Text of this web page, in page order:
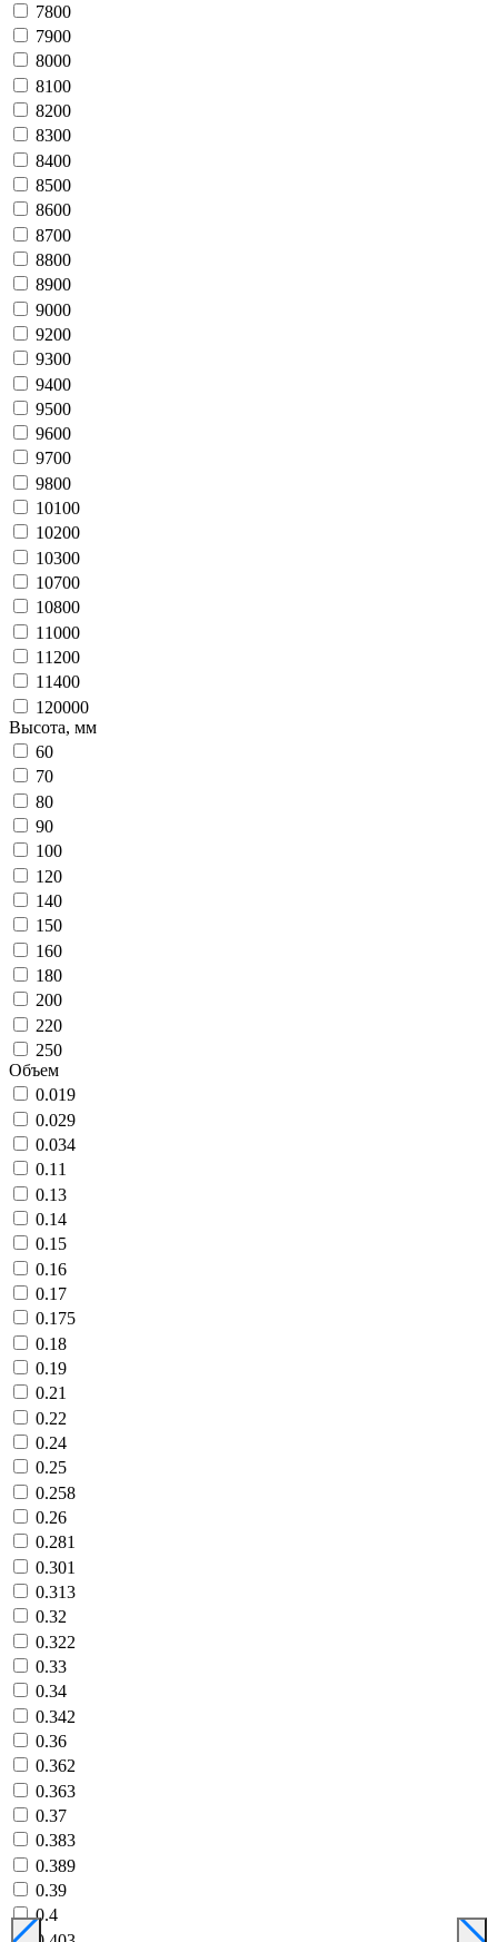
7800
7900
8000
8100
8200
8300
8400
8500
8600
8700
8800
8900
9000
9200
9300
9400
9500
9600
9700
9800
10100
10200
10300
10700
10800
11000
11200
11400
120000
Высота, мм
60
70
80
90
100
120
140
150
160
180
200
220
250
Объем
0.019
0.029
0.034
0.11
0.13
0.14
0.15
0.16
0.17
0.175
0.18
0.19
0.21
0.22
0.24
0.25
0.258
0.26
0.281
0.301
0.313
0.32
0.322
0.33
0.34
0.342
0.36
0.362
0.363
0.37
0.383
0.389
0.39
0.4